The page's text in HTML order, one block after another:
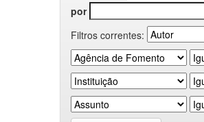
por
Filtros correntes: